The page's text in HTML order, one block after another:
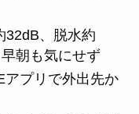
32dB、脱水約
朝も気にせず
アプリで外出先か